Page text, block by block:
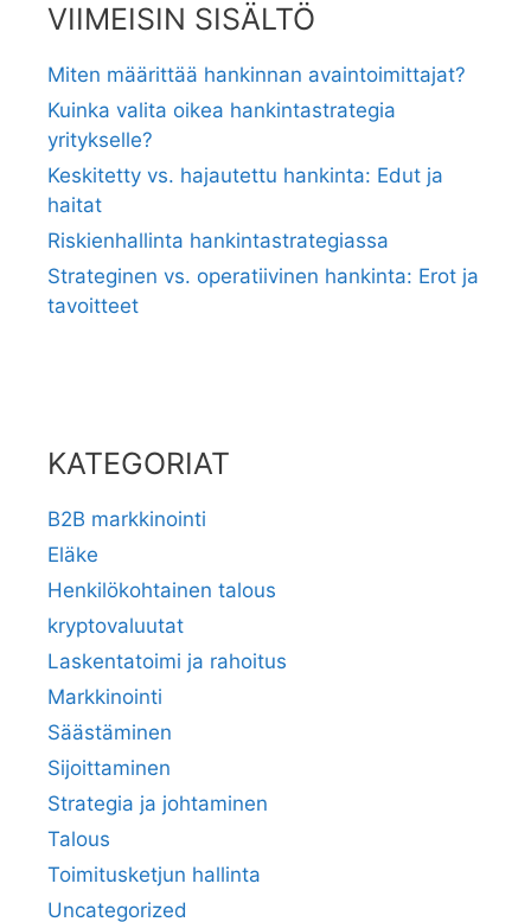
VIIMEISIN SISÄLTÖ
Miten määrittää hankinnan avaintoimittajat?
Kuinka valita oikea hankintastrategia
yritykselle?
Keskitetty vs. hajautettu hankinta: Edut ja
haitat
Riskienhallinta hankintastrategiassa
Strateginen vs. operatiivinen hankinta: Erot ja
tavoitteet
KATEGORIAT
B2B markkinointi
Eläke
Henkilökohtainen talous
kryptovaluutat
Laskentatoimi ja rahoitus
Markkinointi
Säästäminen
Sijoittaminen
Strategia ja johtaminen
Talous
Toimitusketjun hallinta
Uncategorized